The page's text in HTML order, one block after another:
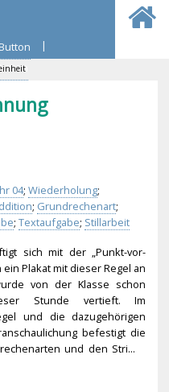
|
04; Wiederholung;
; Grundrechenart;
; Textaufgabe; Stillarbeit
sich mit der „Punkt-vor-
Plakat mit dieser Regel an
von der Klasse schon
Stunde vertieft. Im
und die dazugehörigen
befestigt die
und den Stri...